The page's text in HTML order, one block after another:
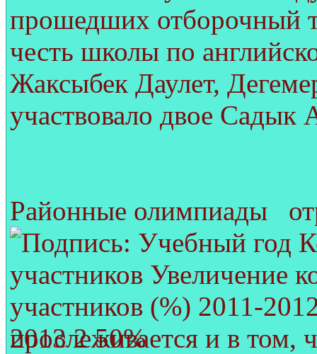
прошедших отборочный
честь школы по
Жаксыбек Даулет,
участвовало двое
Районные олимпиады
прослеживается и в том,